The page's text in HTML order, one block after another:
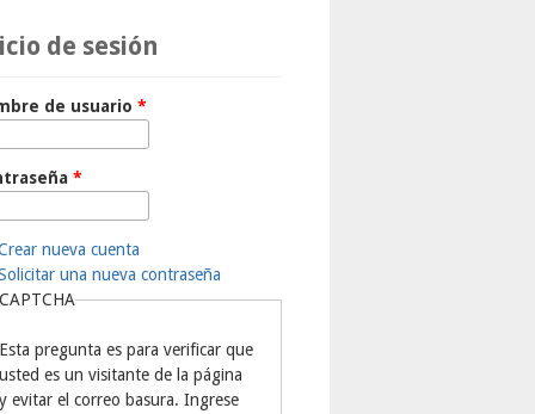
de sesión
de usuario *
*
nueva cuenta
una nueva contraseña
Esta pregunta es para verificar que
usted es un visitante de la página
y evitar el correo basura. Ingrese